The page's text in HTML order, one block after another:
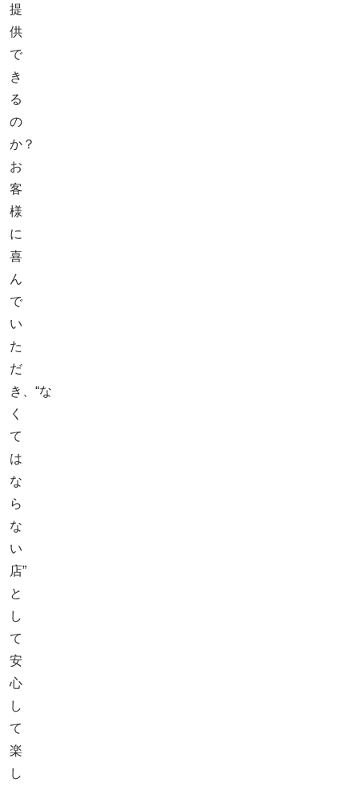
提
供
で
き
る
の
か？
お
客
様
に
喜
ん
で
い
た
だ
き、“な
く
て
は
な
ら
な
い
店”
と
し
て
安
心
し
て
楽
し